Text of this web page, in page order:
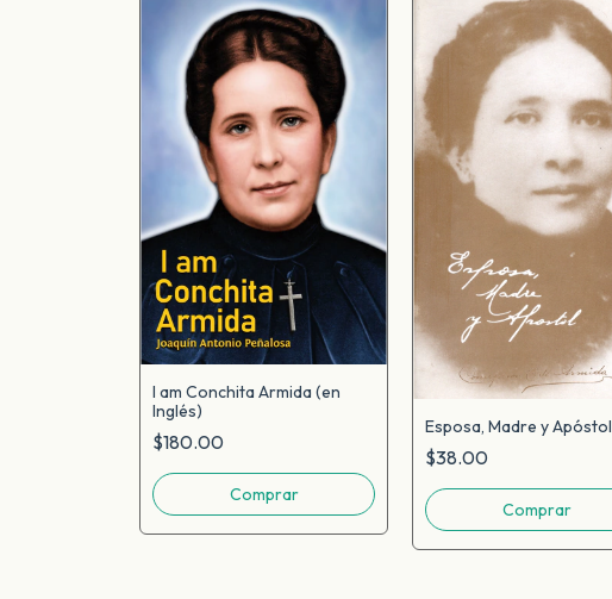
I am Conchita Armida (en
Inglés)
$180.00
Esposa, Madre y Apóstol
$38.00